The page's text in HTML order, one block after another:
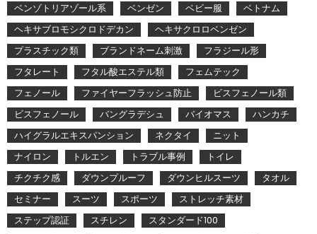
ベンゾトリアゾール系
ベンゼン ベビー服
ベトナム
ヘキサブロモシクロドデカン
ヘキサクロロベンゼン
プラスチック類
ブランドネーム刺激
フラジール形
フタレート
フタル酸エステル類
フェムテック
フェノール
ファイヤーフラッシュ防止
ビスフェノール類
ビスフェノール
バングラデシュ バイオマス
ハンカチ
ハイグラルエキスパンション
ネクタイ
ニット
ナイロン
トルエン トラブル事例
トイレ
チクチク感
ダウンプルーフ ダウンヒルスーツ
タオル
セミナー
スーツ スポーツ
ストレッチ素材
ステップ認証
スチレン
スタンダード100